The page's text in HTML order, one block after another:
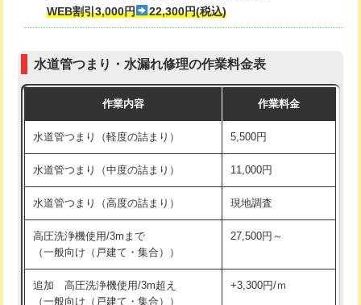
コンクリート斫り（厚さ10㎝まで）
モルタル補修（厚さ10㎝超え） 38,500円
洗面台設置 38,500円
化粧台設置 22,000円
追加人工 16,500円
廃棄・処分 現場見積
※給水管工事は20mmまでの価格です。
交換・取付（タンク）
式）)
式・ワンホール）)
交換・取付(排水栓・排水トラップ
22,000円+材料費
持込商品取付（混合水栓）
持込商品取付（浄水器・分岐水栓） 16,500円
WEB割引3,000円 22,300円(税込)
水道管つまり・水漏れ修理の作業料金表
作業内容 作業料金
水道管つまり（軽度の詰まり） 5,500円
水道管つまり（中度の詰まり） 11,000円
水道管つまり（高度の詰まり） 現地調査
高圧洗浄機使用/3mまで
（一般向け（戸建て・集合））
27,500円～
追加 高圧洗浄機使用/3m超え
（一般向け（戸建て・集合））
+3,300円/ｍ